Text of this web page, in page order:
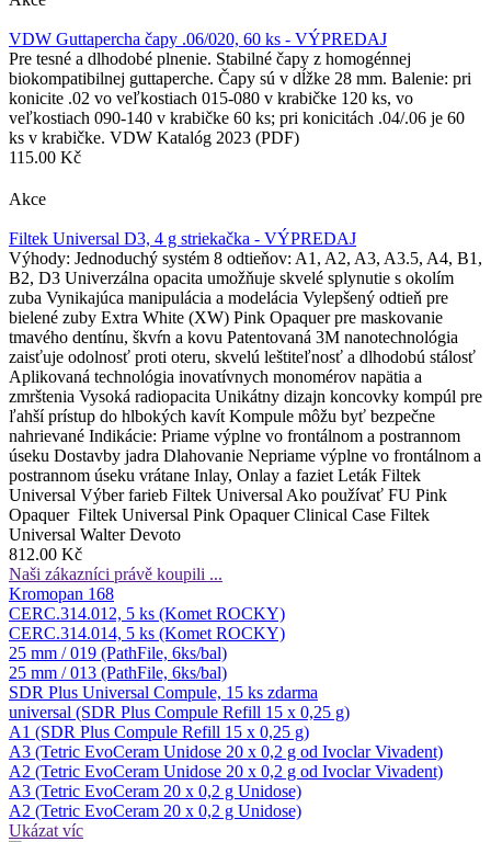
VDW Guttapercha čapy .06/020, 60 ks - VÝPREDAJ
Pre tesné a dlhodobé plnenie. Stabilné čapy z homogénnej
biokompatibilnej guttaperche. Čapy sú v dĺžke 28 mm. Balenie: pri
konicite .02 vo veľkostiach 015-080 v krabičke 120 ks, vo
veľkostiach 090-140 v krabičke 60 ks; pri konicitách .04/.06 je 60
ks v krabičke. VDW Katalóg 2023 (PDF)
115.00 Kč
Akce
Filtek Universal D3, 4 g striekačka - VÝPREDAJ
Výhody: Jednoduchý systém 8 odtieňov: A1, A2, A3, A3.5, A4, B1,
B2, D3 Univerzálna opacita umožňuje skvelé splynutie s okolím
zuba Vynikajúca manipulácia a modelácia Vylepšený odtieň pre
bielené zuby Extra White (XW) Pink Opaquer pre maskovanie
tmavého dentínu, škvŕn a kovu Patentovaná 3M nanotechnológia
zaisťuje odolnosť proti oteru, skvelú leštiteľnosť a dlhodobú stálosť
Aplikovaná technológia inovatívnych monomérov napätia a
zmrštenia Vysoká radiopacita Unikátny dizajn koncovky kompúl pre
ľahší prístup do hlbokých kavít Kompule môžu byť bezpečne
nahrievané Indikácie: Priame výplne vo frontálnom a postrannom
úseku Dostavby jadra Dlahovanie Nepriame výplne vo frontálnom a
postrannom úseku vrátane Inlay, Onlay a faziet Leták Filtek
Universal Výber farieb Filtek Universal Ako používať FU Pink
Opaquer Filtek Universal Pink Opaquer Clinical Case Filtek
Universal Walter Devoto
812.00 Kč
Naši zákazníci právě koupili ...
Kromopan 168
CERC.314.012, 5 ks (Komet ROCKY)
CERC.314.014, 5 ks (Komet ROCKY)
25 mm / 019 (PathFile, 6ks/bal)
25 mm / 013 (PathFile, 6ks/bal)
SDR Plus Universal Compule, 15 ks zdarma
universal (SDR Plus Compule Refill 15 x 0,25 g)
A1 (SDR Plus Compule Refill 15 x 0,25 g)
A3 (Tetric EvoCeram Unidose 20 x 0,2 g od Ivoclar Vivadent)
A2 (Tetric EvoCeram Unidose 20 x 0,2 g od Ivoclar Vivadent)
A3 (Tetric EvoCeram 20 x 0,2 g Unidose)
A2 (Tetric EvoCeram 20 x 0,2 g Unidose)
Ukázat víc